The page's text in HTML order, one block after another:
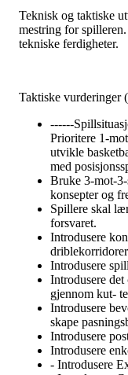
Teknisk og taktiske
mestring for
tekniske ferdigheter.
Taktiske vurderinger
------
Prioritere 1-
utvikle
med
Bruke 3-mot-
konsepter og
Spillere skal
forsvaret.
Introdusere
Introdusere
Introdusere
gjennom kut-
Introdusere
skape
Introdusere
Introdusere
- Introdusere